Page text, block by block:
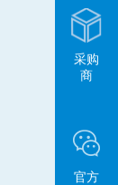
采购
商
官方